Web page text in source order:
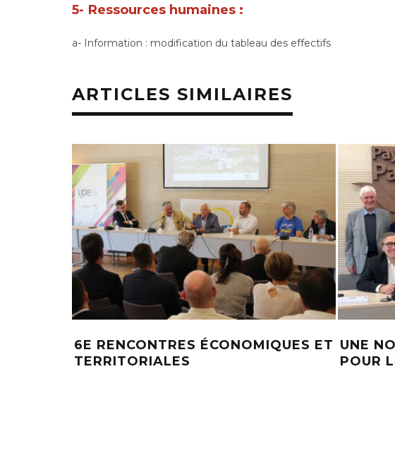
5- Ressources humaines :
a- Information : modification du tableau des effectifs
ARTICLES SIMILAIRES
6E RENCONTRES ÉCONOMIQUES ET
TERRITORIALES
UNE
POUR